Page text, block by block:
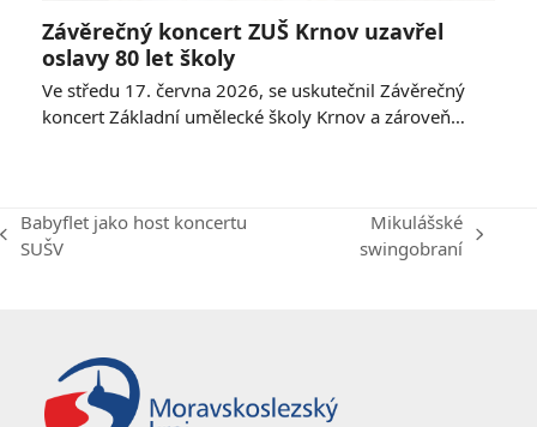
Závěrečný koncert ZUŠ Krnov uzavřel
oslavy 80 let školy
Ve středu 17. června 2026, se uskutečnil Závěrečný
koncert Základní umělecké školy Krnov a zároveň…
previous
Babyflet jako host koncertu
SUŠV
Mikulášské
swingobraní